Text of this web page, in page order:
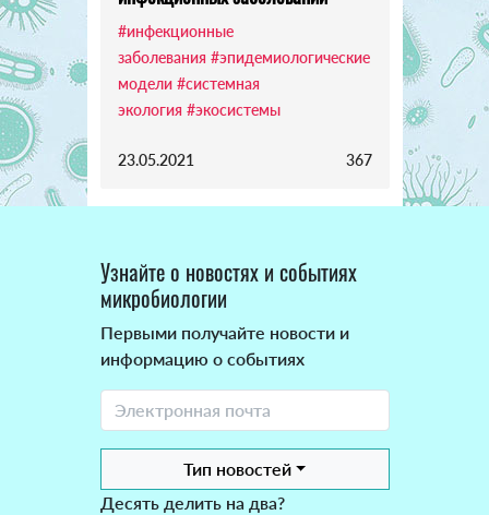
#инфекционные
заболевания #эпидемиологические
модели #системная
экология #экосистемы
23.05.2021 367
Узнайте о новостях и событиях
микробиологии
Первыми получайте новости и
информацию о событиях
Тип новостей
Десять делить на два?